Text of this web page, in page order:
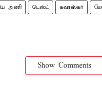
அணி டெஸ்ட் கவாஸ்கர்
Show Comments